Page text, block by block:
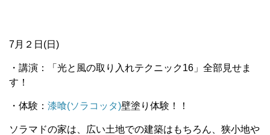
7月２日(日)
・講演：「光と風の取り入れテクニック16」全部見せま
す！
・体験： 漆喰(ソラコッタ)壁塗り体験！！
ソラマドの家は、広い土地での建築はもちろん、狭小地や